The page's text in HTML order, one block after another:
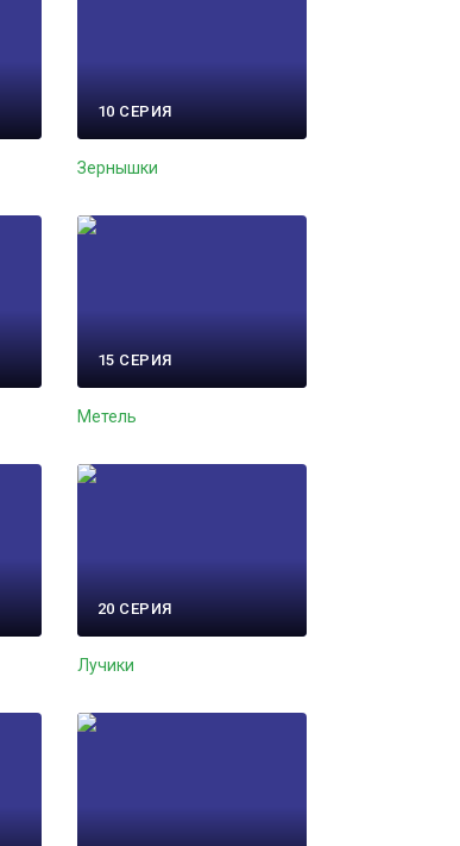
10 СЕРИЯ
Зернышки
15 СЕРИЯ
Метель
20 СЕРИЯ
Лучики